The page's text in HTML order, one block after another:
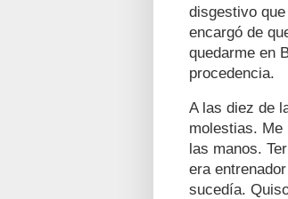
disgestivo
encargó de
quedarme en
procedencia.
A las diez de
molestias. Me
las manos.
era
sucedía.